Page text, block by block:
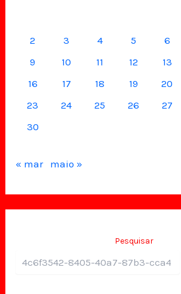
2
3 4 5 6
9
10 11 12 13
16
17 18 19 20
23
24 25 26 27
30
« mar maio »
Pesquisar